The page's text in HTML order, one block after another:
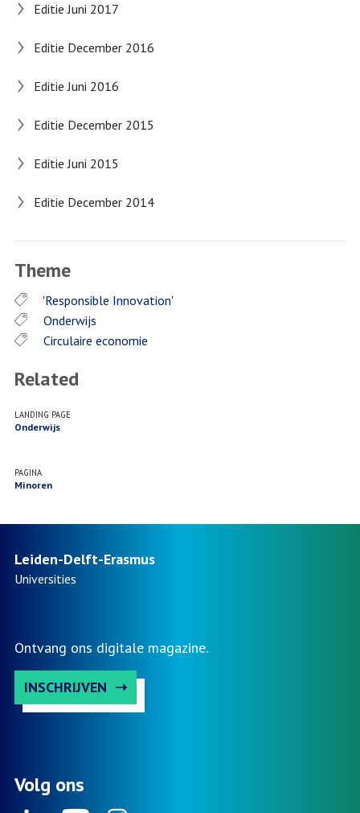
Editie Juni 2017
Editie December 2016
Editie Juni 2016
Editie December 2015
Editie Juni 2015
Editie December 2014
Theme
'Responsible Innovation'
Onderwijs
Circulaire economie
Related
LANDING PAGE
Onderwijs
PAGINA
Minoren
Leiden-Delft-Erasmus
Universities
Ontvang ons digitale magazine.
INSCHRIJVEN
Volg ons